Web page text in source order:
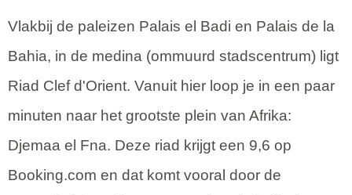
Vlakbij de paleizen Palais el Badi en Palais de la
Bahia, in de medina (ommuurd stadscentrum) ligt
Riad Clef d'Orient. Vanuit hier loop je in een paar
minuten naar het grootste plein van Afrika:
Djemaa el Fna. Deze riad krijgt een 9,6 op
Booking.com en dat komt vooral door de